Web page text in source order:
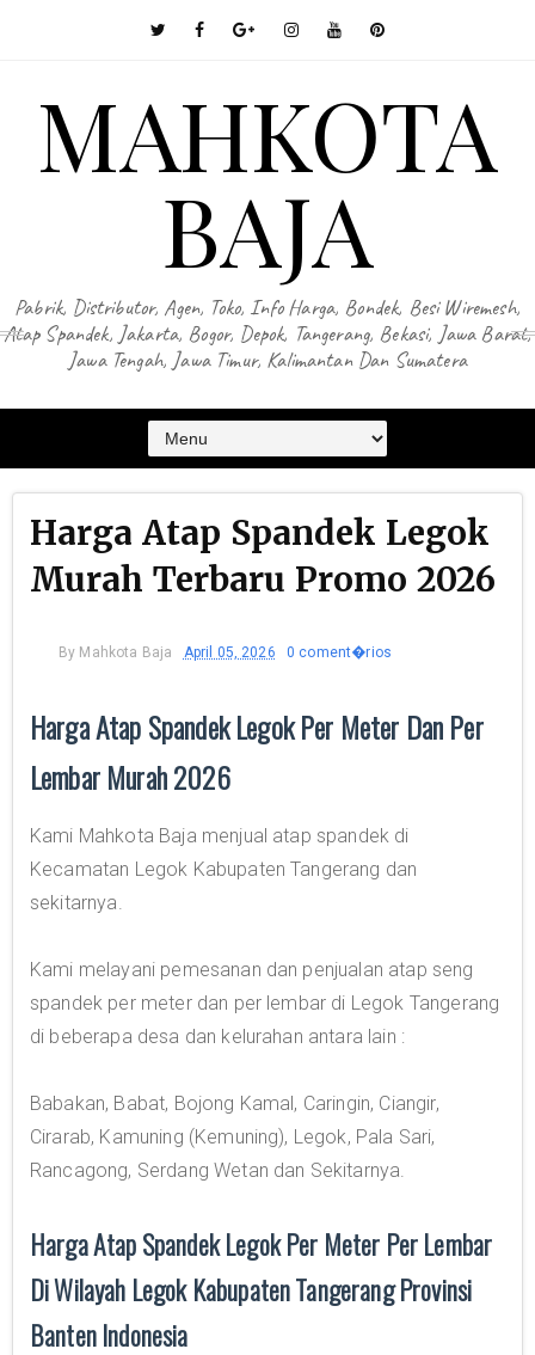
MAHKOTA
BAJA
Pabrik, Distributor, Agen, Toko, Info Harga, Bondek, Besi Wiremesh,
Atap Spandek, Jakarta, Bogor, Depok, Tangerang, Bekasi, Jawa Barat,
Jawa Tengah, Jawa Timur, Kalimantan Dan Sumatera
Harga Atap Spandek Legok
Murah Terbaru Promo 2026
By Mahkota Baja April 05, 2026 0 coment�rios
Harga Atap Spandek Legok Per Meter Dan Per
Lembar Murah 2026
Kami Mahkota Baja menjual atap spandek di
Kecamatan Legok Kabupaten Tangerang dan
sekitarnya.
Kami melayani pemesanan dan penjualan atap seng
spandek per meter dan per lembar di Legok Tangerang
di beberapa desa dan kelurahan antara lain :
Babakan, Babat, Bojong Kamal, Caringin, Ciangir,
Cirarab, Kamuning (Kemuning), Legok, Pala Sari,
Rancagong, Serdang Wetan dan Sekitarnya.
Harga Atap Spandek Legok Per Meter Per Lembar
Di Wilayah Legok Kabupaten Tangerang Provinsi
Banten Indonesia